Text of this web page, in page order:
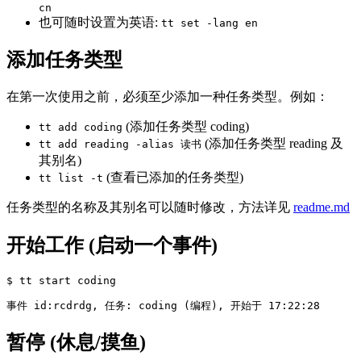
cn
也可随时设置为英语: tt set -lang en
添加任务类型
在第一次使用之前，必须至少添加一种任务类型。例如：
tt add coding (添加任务类型 coding)
tt add reading -alias 读书 (添加任务类型 reading 及
其别名)
tt list -t (查看已添加的任务类型)
任务类型的名称及其别名可以随时修改，方法详见 readme.md
开始工作 (启动一个事件)
$ tt start coding
事件 id :rcdrdg, 任务: coding ( 编程 )
暂停 (休息/摸鱼)